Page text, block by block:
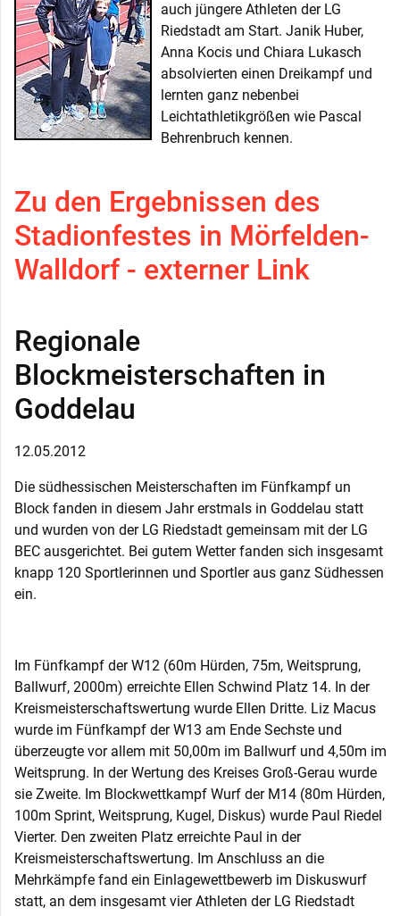
auch jüngere Athleten der LG
Riedstadt am Start. Janik Huber,
Anna Kocis und Chiara Lukasch
absolvierten einen Dreikampf und
lernten ganz nebenbei
Leichtathletikgrößen wie Pascal
Behrenbruch kennen.
Zu den Ergebnissen des
Stadionfestes in Mörfelden-
Walldorf - externer Link
Regionale
Blockmeisterschaften in
Goddelau
12.05.2012
Die südhessischen Meisterschaften im Fünfkampf un
Block fanden in diesem Jahr erstmals in Goddelau statt
und wurden von der LG Riedstadt gemeinsam mit der LG
BEC ausgerichtet. Bei gutem Wetter fanden sich insgesamt
knapp 120 Sportlerinnen und Sportler aus ganz Südhessen
ein.
Im Fünfkampf der W12 (60m Hürden, 75m, Weitsprung,
Ballwurf, 2000m) erreichte Ellen Schwind Platz 14. In der
Kreismeisterschaftswertung wurde Ellen Dritte. Liz Macus
wurde im Fünfkampf der W13 am Ende Sechste und
überzeugte vor allem mit 50,00m im Ballwurf und 4,50m im
Weitsprung. In der Wertung des Kreises Groß-Gerau wurde
sie Zweite. Im Blockwettkampf Wurf der M14 (80m Hürden,
100m Sprint, Weitsprung, Kugel, Diskus) wurde Paul Riedel
Vierter. Den zweiten Platz erreichte Paul in der
Kreismeisterschaftswertung. Im Anschluss an die
Mehrkämpfe fand ein Einlagewettbewerb im Diskuswurf
statt, an dem insgesamt vier Athleten der LG Riedstadt